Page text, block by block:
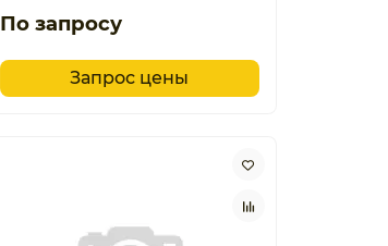
По запросу
Запрос цены